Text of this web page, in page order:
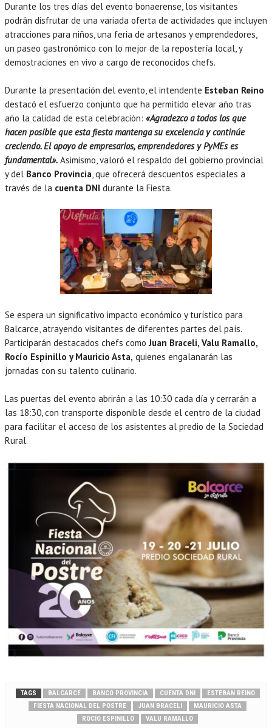
Durante los tres días del evento bonaerense, los visitantes
podrán disfrutar de una variada oferta de actividades que incluyen
atracciones para niños, una feria de artesanos y emprendedores,
un paseo gastronómico con lo mejor de la repostería local, y
demostraciones en vivo a cargo de reconocidos chefs.
Durante la presentación del evento, el intendente Esteban Reino
destacó el esfuerzo conjunto que ha permitido elevar año tras
año la calidad de esta celebración: «Agradezco a todos los que
hacen posible que esta fiesta mantenga su excelencia y continúe
creciendo. El apoyo de empresarios, emprendedores y PyMEs es
fundamental». Asimismo, valoró el respaldo del gobierno provincial
y del Banco Provincia, que ofrecerá descuentos especiales a
través de la cuenta DNI durante la Fiesta.
Se espera un significativo impacto económico y turístico para
Balcarce, atrayendo visitantes de diferentes partes del país.
Participarán destacados chefs como Juan Braceli, Valu Ramallo,
Rocío Espinillo y Mauricio Asta, quienes engalanarán las
jornadas con su talento culinario.
Las puertas del evento abrirán a las 10:30 cada día y cerrarán a
las 18:30, con transporte disponible desde el centro de la ciudad
para facilitar el acceso de los asistentes al predio de la Sociedad
Rural.
TAGS BALCARCE BANCO PROVINCIA CUENTA DNI
ESTEBAN REINO
FIESTA NACIONAL DEL POSTRE
JUAN BRACELI
MAURICIO ASTA
ROCÍO ESPINILLO
VALU RAMALLO